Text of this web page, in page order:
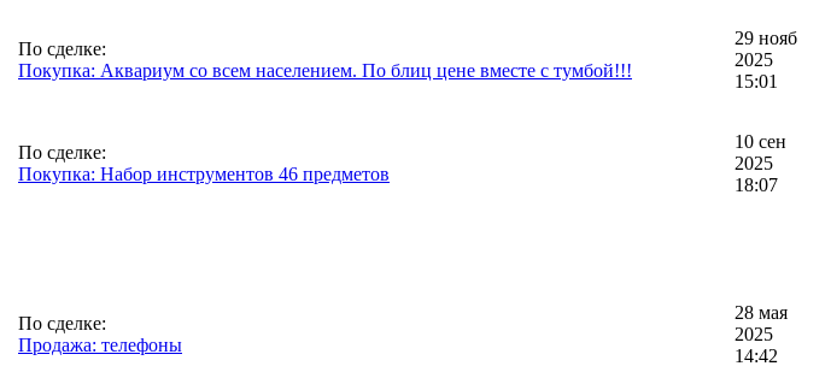
По сделке:
Покупка: Аквариум со всем населением. По блиц цене вместе с тумбой!!!
29 нояб
2025
15:01
По сделке:
Покупка: Набор инструментов 46 предметов
10 сен
2025
18:07
По сделке:
Продажа: телефоны
28 мая
2025
14:42